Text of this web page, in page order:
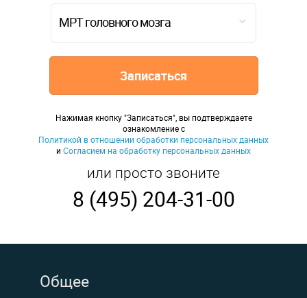
МРТ головного мозга
Записаться
Нажимая кнопку "Записаться", вы подтверждаете
ознакомление с
Политикой в отношении обработки персональных данных
и Согласием на обработку персональных данных
или просто звоните
8 (495) 204-31-00
Общее